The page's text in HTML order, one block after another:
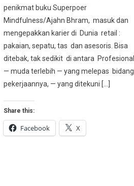
penikmat buku Superpoer
Mindfulness/Ajahn Bhram, masuk dan
mengepakkan karier di Dunia retail :
pakaian, sepatu, tas dan asesoris. Bisa
ditebak, tak sedikit di antara Profesional
— muda terlebih — yang melepas bidang
pekerjaannya, — yang ditekuni […]
Share this:
Facebook X